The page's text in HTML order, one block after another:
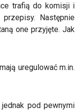
trafią do komisji i
Następnie
one przyjęte. Jak
uregulować m.in.
pod pewnymi